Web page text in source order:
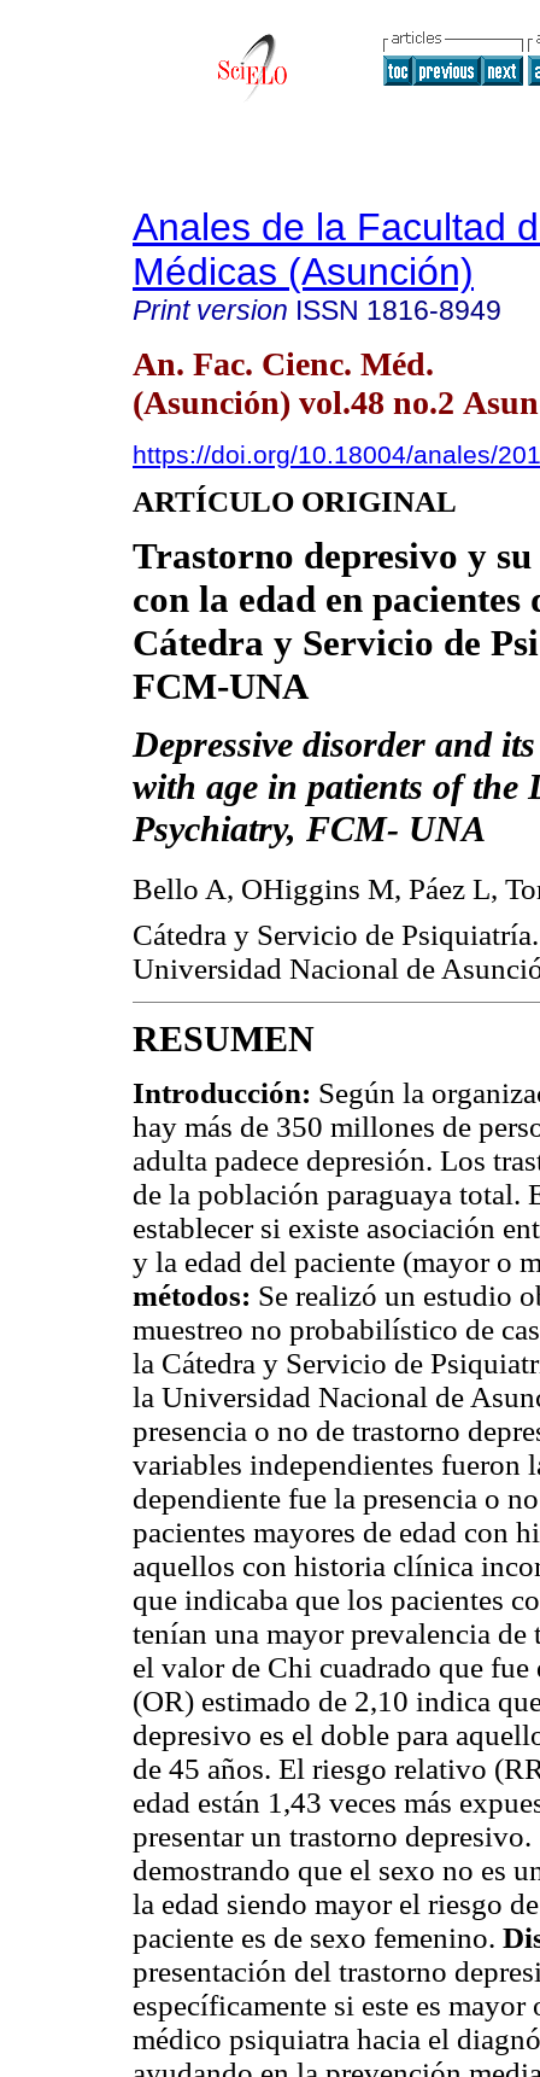
Anales de la Facultad
Médicas (Asunción)
Print version ISSN 1816-8949
An. Fac. Cienc. Méd.
(Asunción) vol.48 no.2
https://doi.org/10.18004/anales/
ARTÍCULO ORIGINAL
Trastorno depresivo y
con la edad en pacientes
Cátedra y Servicio de
FCM-UNA
Depressive disorder and
with age in patients of the
Psychiatry, FCM- UNA
Bello A, OHiggins M, Páez L,
Cátedra y Servicio de
Universidad Nacional de
RESUMEN
Introducción: Según la
hay más de 350 millones de
adulta padece depresión. Los
de la población paraguaya total.
establecer si existe asociación
y la edad del paciente (mayor o
métodos: Se realizó un estudio
muestreo no probabilístico de
la Cátedra y Servicio de
la Universidad Nacional de
presencia o no de trastorno
variables independientes fueron
dependiente fue la presencia o
pacientes mayores de edad con
aquellos con historia clínica
que indicaba que los pacientes
tenían una mayor prevalencia de
el valor de Chi cuadrado que
(OR) estimado de 2,10 indica
depresivo es el doble para
de 45 años. El riesgo relativo
edad están 1,43 veces más
presentar un trastorno
demostrando que el sexo no es
la edad siendo mayor el riesgo
paciente es de sexo femenino.
presentación del trastorno
específicamente si este es
médico psiquiatra hacia el